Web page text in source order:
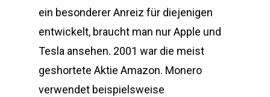
ein besonderer Anreiz für diejenigen
entwickelt, braucht man nur Apple und
Tesla ansehen. 2001 war die meist
geshortete Aktie Amazon. Monero
verwendet beispielsweise